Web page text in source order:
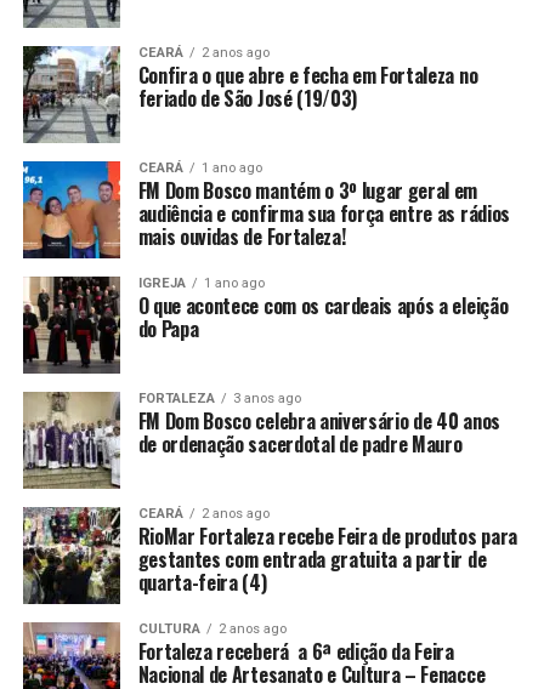
CEARÁ 2 anos ago
Confira o que abre e fecha em Fortaleza no
feriado de São José (19/03)
CEARÁ 1 ano ago
FM Dom Bosco mantém o 3º lugar geral em
audiência e confirma sua força entre as rádios
mais ouvidas de Fortaleza!
IGREJA 1 ano ago
O que acontece com os cardeais após a eleição
do Papa
FORTALEZA 3 anos ago
FM Dom Bosco celebra aniversário de 40 anos
de ordenação sacerdotal de padre Mauro
CEARÁ 2 anos ago
RioMar Fortaleza recebe Feira de produtos para
gestantes com entrada gratuita a partir de
quarta-feira (4)
CULTURA 2 anos ago
Fortaleza receberá a 6ª edição da Feira
Nacional de Artesanato e Cultura – Fenacce